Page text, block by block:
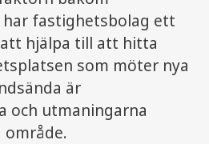
har fastighetsbolag ett
hjälpa till att hitta
som möter nya
är
och utmaningarna